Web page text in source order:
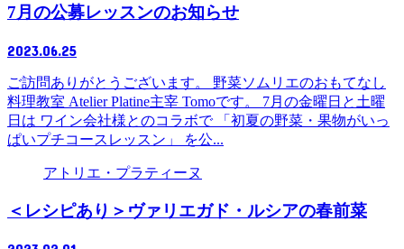
7月の公募レッスンのお知らせ
2023.06.25
ご訪問ありがとうございます。 野菜ソムリエのおもてなし
料理教室 Atelier Platine主宰 Tomoです。 7月の金曜日と土曜
日は ワイン会社様とのコラボで 「初夏の野菜・果物がいっ
ぱいプチコースレッスン」 を公...
アトリエ・プラティーヌ
＜レシピあり＞ヴァリエガド・ルシアの春前菜